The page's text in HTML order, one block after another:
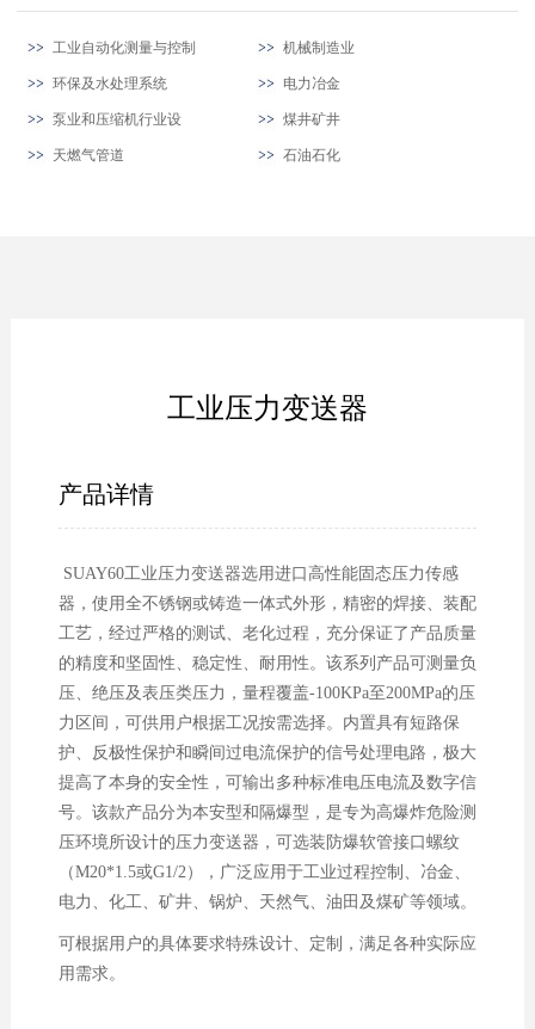
工业自动化测量与控制 机械制造业
环保及水处理系统 电力冶金
泵业和压缩机行业设 煤井矿井
天燃气管道 石油石化
工业压力变送器
产品详情
SUAY60工业压力变送器选用进口高性能固态压力传感
器，使用全不锈钢或铸造一体式外形，精密的焊接、装配
工艺，经过严格的测试、老化过程，充分保证了产品质量
的精度和坚固性、稳定性、耐用性。该系列产品可测量负
压、绝压及表压类压力，量程覆盖-100KPa至200MPa的压
力区间，可供用户根据工况按需选择。内置具有短路保
护、反极性保护和瞬间过电流保护的信号处理电路，极大
提高了本身的安全性，可输出多种标准电压电流及数字信
号。该款产品分为本安型和隔爆型，是专为高爆炸危险测
压环境所设计的压力变送器，可选装防爆软管接口螺纹
（M20*1.5或G1/2），广泛应用于工业过程控制、冶金、
电力、化工、矿井、锅炉、天然气、油田及煤矿等领域。
可根据用户的具体要求特殊设计、定制，满足各种实际应
用需求。